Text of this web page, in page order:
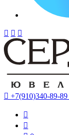
  
 +7(910)340-89-89

